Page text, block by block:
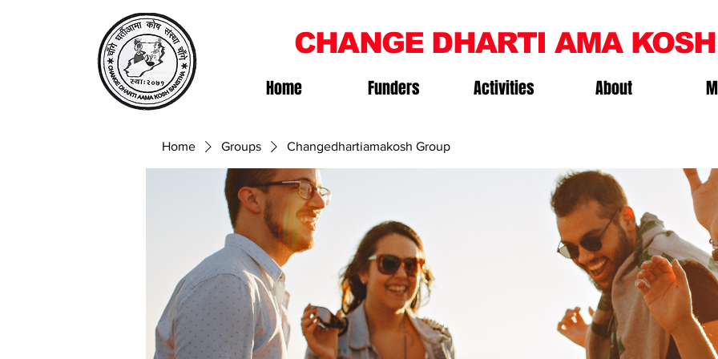
CHANGE DHARTI AMA KOSH
Home Funders Activities About
Home Groups Changedhartiamakosh Group